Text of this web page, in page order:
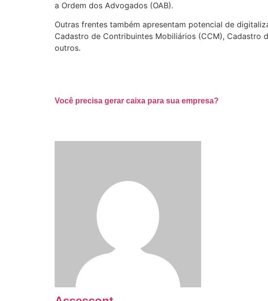
a Ordem dos Advogados (OAB).
Outras frentes também apresentam potencial de
Cadastro de Contribuintes Mobiliários (CCM), Cadastro
outros.
Você precisa gerar caixa para sua empresa?